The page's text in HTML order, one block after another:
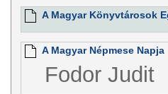
A Magyar Könyvtárosok
A Magyar Népmese Napja
Fodor Judit